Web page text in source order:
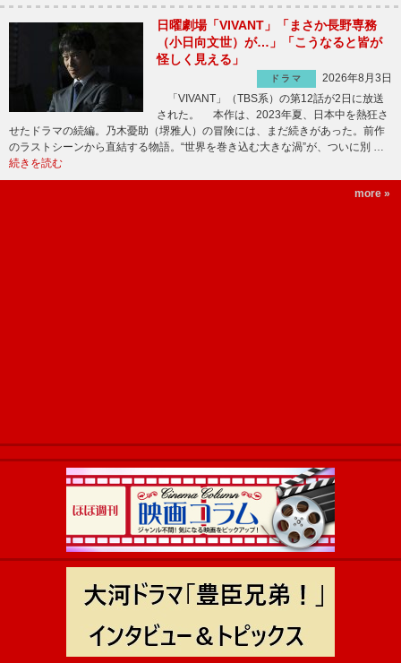
日曜劇場「VIVANT」「まさか長野専務
（小日向文世）が…」「こうなると皆が
怪しく見える」
ドラマ
2026年8月3日
「VIVANT」（TBS系）の第12話が2日に放送
された。 本作は、2023年夏、日本中を熱狂さ
せたドラマの続編。乃木憂助（堺雅人）の冒険には、まだ続きがあった。前作
のラストシーンから直結する物語。“世界を巻き込む大きな渦”が、ついに別 …
続きを読む
more »